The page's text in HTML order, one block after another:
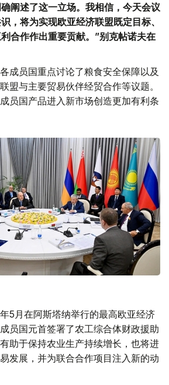
阐述了这一立场。我相信，今天会议
，将为实现欧亚经济联盟既定目标、
合作作出重要贡献。”别克帖诺夫在
成员国重点讨论了粮食安全保障以及
盟与主要贸易伙伴经贸合作等议题。
员国产品进入新市场创造更加有利条
5月在阿斯塔纳举行的最高欧亚经济
员国元首签署了农工综合体财政援助
助于保持农业生产持续增长，也将进
发展，并为联合合作项目注入新的动